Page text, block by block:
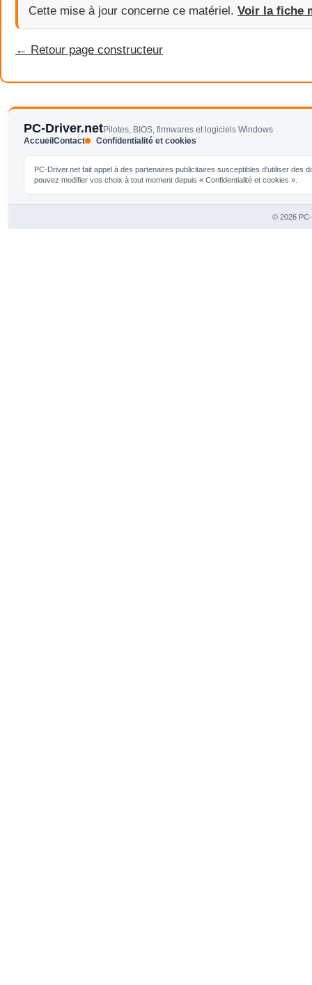
Cette mise à jour concerne ce matériel. Voir la fiche
← Retour page constructeur
PC-Driver.netPilotes, BIOS, firmwares et logiciels Windows
Accueil Contact Confidentialité et cookies
PC-Driver.net fait appel à des partenaires publicitaires susceptibles d'utiliser
pouvez modifier vos choix à tout moment depuis « Confidentialité et cookies ».
© 2026